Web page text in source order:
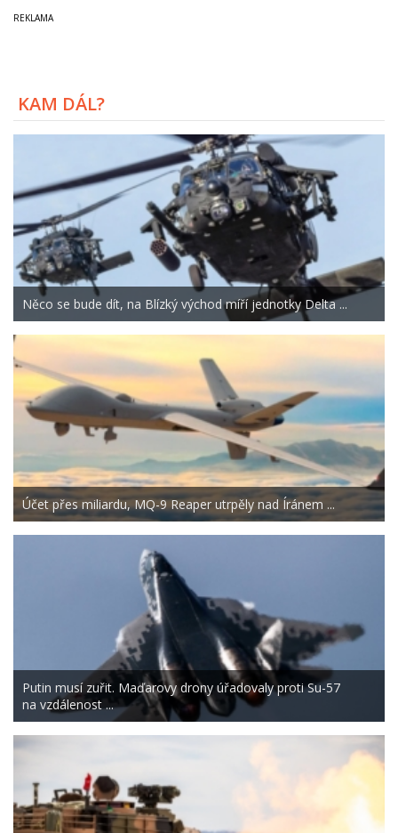
KAM DÁL?
Něco se bude dít, na Blízký východ míří jednotky Delta ...
Účet přes miliardu, MQ-9 Reaper utrpěly nad Íránem ...
Putin musí zuřit. Maďarovy drony úřadovaly proti Su-57
na vzdálenost ...